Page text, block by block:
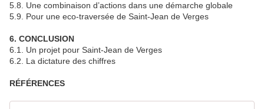
5.8. Une combinaison d’actions dans une démarche globale
5.9. Pour une eco-traversée de Saint-Jean de Verges
6. CONCLUSION
6.1. Un projet pour Saint-Jean de Verges
6.2. La dictature des chiffres
RÉFÉRENCES